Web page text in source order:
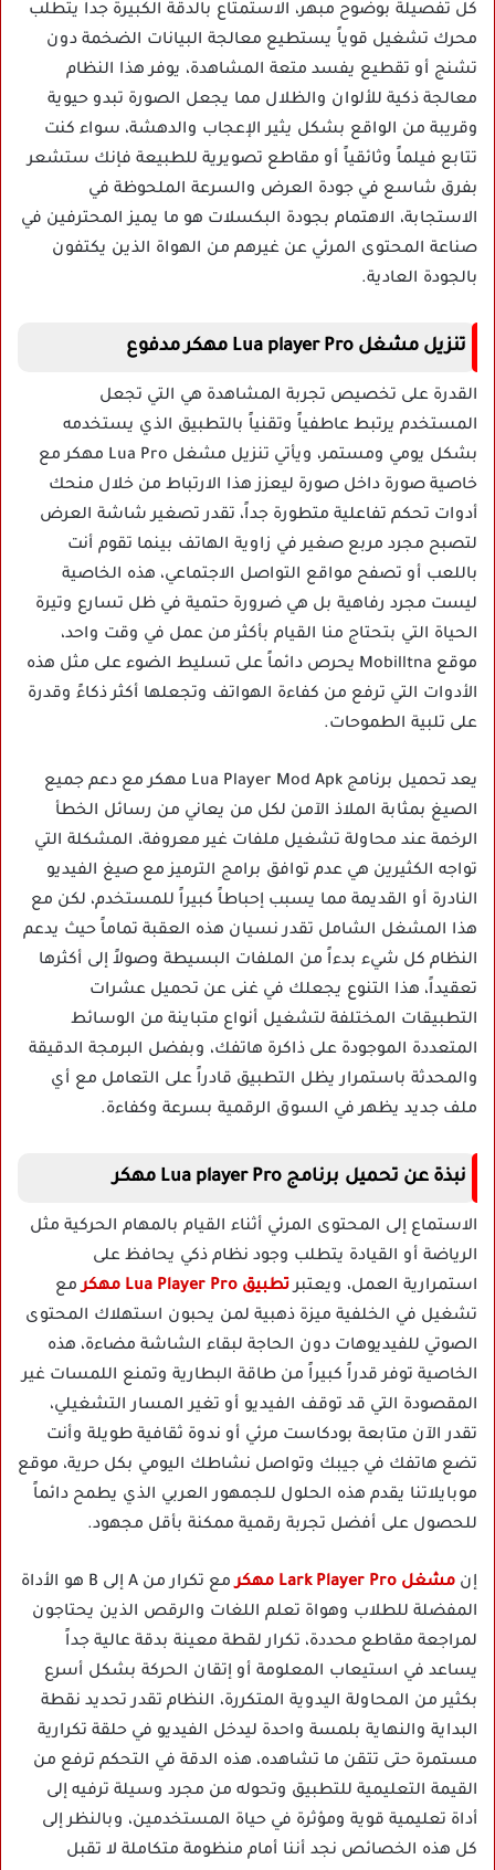
كل تفصيلة بوضوح مبهر، الاستمتاع بالدقة الكبيرة جداً يتطلب
محرك تشغيل قوياً يستطيع معالجة البيانات الضخمة دون
تشنج أو تقطيع يفسد متعة المشاهدة، يوفر هذا النظام
معالجة ذكية للألوان والظلال مما يجعل الصورة تبدو حيوية
وقريبة من الواقع بشكل يثير الإعجاب والدهشة، سواء كنت
تتابع فيلماً وثائقياً أو مقاطع تصويرية للطبيعة فإنك ستشعر
بفرق شاسع في جودة العرض والسرعة الملحوظة في
الاستجابة، الاهتمام بجودة البكسلات هو ما يميز المحترفين في
صناعة المحتوى المرئي عن غيرهم من الهواة الذين يكتفون
بالجودة العادية.
تنزيل مشغل Lua player Pro مهكر مدفوع
القدرة على تخصيص تجربة المشاهدة هي التي تجعل
المستخدم يرتبط عاطفياً وتقنياً بالتطبيق الذي يستخدمه
بشكل يومي ومستمر، ويأتي تنزيل مشغل Lua Pro مهكر مع
خاصية صورة داخل صورة ليعزز هذا الارتباط من خلال منحك
أدوات تحكم تفاعلية متطورة جداً، تقدر تصغير شاشة العرض
لتصبح مجرد مربع صغير في زاوية الهاتف بينما تقوم أنت
باللعب أو تصفح مواقع التواصل الاجتماعي، هذه الخاصية
ليست مجرد رفاهية بل هي ضرورة حتمية في ظل تسارع وتيرة
الحياة التي بتحتاج منا القيام بأكثر من عمل في وقت واحد،
موقع Mobilltna يحرص دائماً على تسليط الضوء على مثل هذه
الأدوات التي ترفع من كفاءة الهواتف وتجعلها أكثر ذكاءً وقدرة
على تلبية الطموحات.
يعد تحميل برنامج Lua Player Mod Apk مهكر مع دعم جميع
الصيغ بمثابة الملاذ الآمن لكل من يعاني من رسائل الخطأ
الرخمة عند محاولة تشغيل ملفات غير معروفة، المشكلة التي
تواجه الكثيرين هي عدم توافق برامج الترميز مع صيغ الفيديو
النادرة أو القديمة مما يسبب إحباطاً كبيراً للمستخدم، لكن مع
هذا المشغل الشامل تقدر نسيان هذه العقبة تماماً حيث يدعم
النظام كل شيء بدءاً من الملفات البسيطة وصولاً إلى أكثرها
تعقيداً، هذا التنوع يجعلك في غنى عن تحميل عشرات
التطبيقات المختلفة لتشغيل أنواع متباينة من الوسائط
المتعددة الموجودة على ذاكرة هاتفك، وبفضل البرمجة الدقيقة
والمحدثة باستمرار يظل التطبيق قادراً على التعامل مع أي
ملف جديد يظهر في السوق الرقمية بسرعة وكفاءة.
نبذة عن تحميل برنامج Lua player Pro مهكر
الاستماع إلى المحتوى المرئي أثناء القيام بالمهام الحركية مثل
الرياضة أو القيادة يتطلب وجود نظام ذكي يحافظ على
استمرارية العمل، ويعتبرتطبيق Lua Player Pro مهكر
مع
تشغيل في الخلفية ميزة ذهبية لمن يحبون استهلاك المحتوى
الصوتي للفيديوهات دون الحاجة لبقاء الشاشة مضاءة، هذه
الخاصية توفر قدراً كبيراً من طاقة البطارية وتمنع اللمسات غير
المقصودة التي قد توقف الفيديو أو تغير المسار التشغيلي،
تقدر الآن متابعة بودكاست مرئي أو ندوة ثقافية طويلة وأنت
تضع هاتفك في جيبك وتواصل نشاطك اليومي بكل حرية، موقع
موبايلاتنا يقدم هذه الحلول للجمهور العربي الذي يطمح دائماً
للحصول على أفضل تجربة رقمية ممكنة بأقل مجهود.
إن مشغل Lark Player Pro مهكر
مع تكرار من A إلى B هو الأداة
المفضلة للطلاب وهواة تعلم اللغات والرقص الذين يحتاجون
لمراجعة مقاطع محددة، تكرار لقطة معينة بدقة عالية جداً
يساعد في استيعاب المعلومة أو إتقان الحركة بشكل أسرع
بكثير من المحاولة اليدوية المتكررة، النظام تقدر تحديد نقطة
البداية والنهاية بلمسة واحدة ليدخل الفيديو في حلقة تكرارية
مستمرة حتى تتقن ما تشاهده، هذه الدقة في التحكم ترفع من
القيمة التعليمية للتطبيق وتحوله من مجرد وسيلة ترفيه إلى
أداة تعليمية قوية ومؤثرة في حياة المستخدمين، وبالنظر إلى
كل هذه الخصائص نجد أننا أمام منظومة متكاملة لا تقبل